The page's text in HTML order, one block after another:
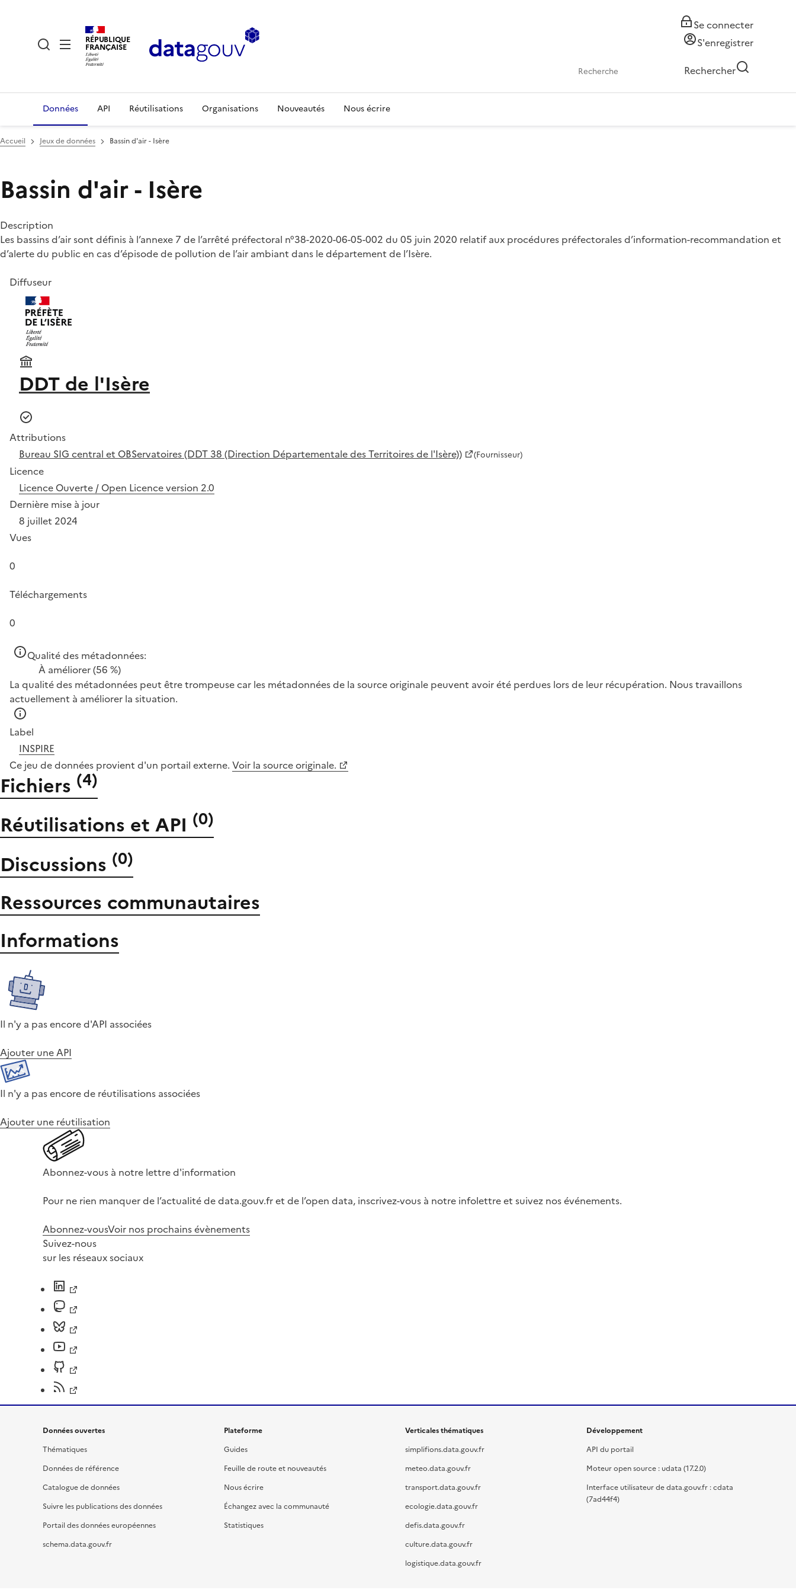
RÉPUBLIQUE
FRANÇAISE
Se connecter
S'enregistrer
Rechercher
Données API Réutilisations Organisations Nouveautés Nous écrire
Accueil Jeux de données Bassin d'air - Isère
Bassin d'air - Isère
Description
Les bassins d’air sont définis à l’annexe 7 de l’arrêté préfectoral n°38-2020-06-05-002 du 05 juin 2020 relatif aux procédures préfectorales d’information-recommandation et
d’alerte du public en cas d’épisode de pollution de l’air ambiant dans le département de l’Isère.
Diffuseur
DDT de l'Isère
Attributions
Bureau SIG central et OBServatoires (DDT 38 (Direction Départementale des Territoires de l'Isère))
(Fournisseur)
Licence
Licence Ouverte / Open Licence version 2.0
Dernière mise à jour
8 juillet 2024
Vues
0
Téléchargements
0
Qualité des métadonnées:
À améliorer(56 %)
La qualité des métadonnées peut être trompeuse car les métadonnées de la source originale peuvent avoir été perdues lors de leur récupération. Nous travaillons
actuellement à améliorer la situation.
Label
INSPIRE
Ce jeu de données provient d'un portail externe. Voir la source originale.
Fichiers (4)
Réutilisations et API (0)
Discussions (0)
Ressources communautaires
Informations
Il n'y a pas encore d'API associées
Ajouter une API
Il n'y a pas encore de réutilisations associées
Ajouter une réutilisation
Abonnez-vous à notre lettre d'information
Pour ne rien manquer de l’actualité de data.gouv.fr et de l’open data, inscrivez-vous à notre infolettre et suivez nos événements.
Abonnez-vousVoir nos prochains évènements
Suivez-nous
sur les réseaux sociaux
Données ouvertes
Thématiques
Données de référence
Catalogue de données
Suivre les publications des données
Portail des données européennes
schema.data.gouv.fr
Plateforme
Guides
Feuille de route et nouveautés
Nous écrire
Échangez avec la communauté
Statistiques
Verticales thématiques
simplifions.data.gouv.fr
meteo.data.gouv.fr
transport.data.gouv.fr
ecologie.data.gouv.fr
defis.data.gouv.fr
culture.data.gouv.fr
logistique.data.gouv.fr
Développement
API du portail
Moteur open source : udata (17.2.0)
Interface utilisateur de data.gouv.fr : cdata
(7ad44f4)